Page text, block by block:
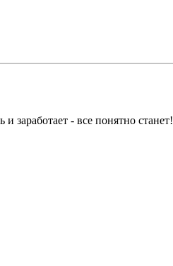
заработает - все понятно станет!